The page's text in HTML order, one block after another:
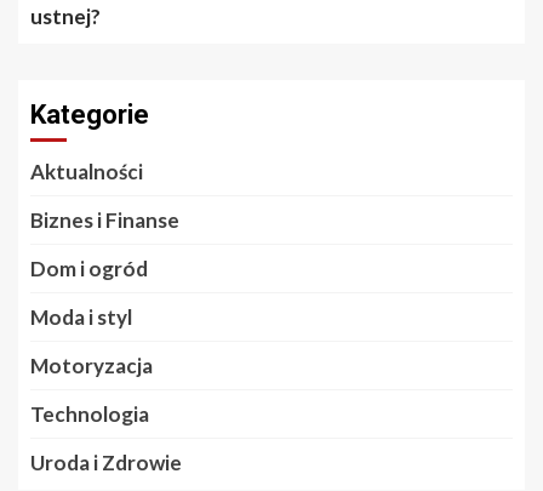
ustnej?
Kategorie
Aktualności
Biznes i Finanse
Dom i ogród
Moda i styl
Motoryzacja
Technologia
Uroda i Zdrowie